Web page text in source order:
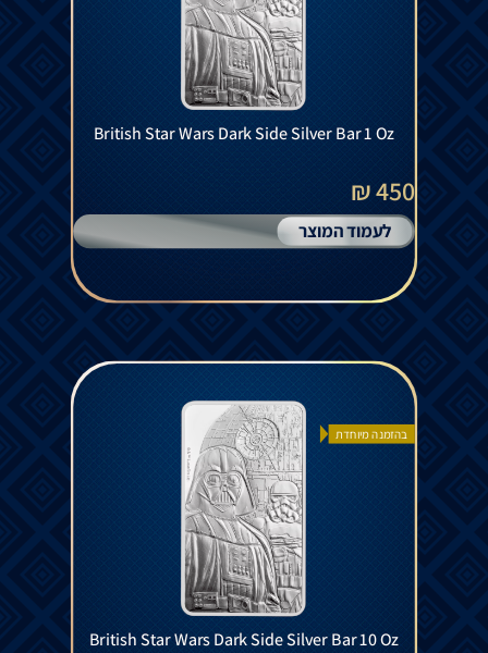
British Star Wars Dark Side Silver Bar 1 Oz
450 ₪
לעמוד המוצר
בהזמנה מיוחדת
British Star Wars Dark Side Silver Bar 10 Oz